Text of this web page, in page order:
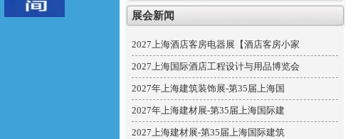
展会新闻
2027上海酒店客房电器展【酒店客房小家
2027上海国际酒店工程设计与用品博览会
2027年上海建筑装饰展-第35届上海国
2027年上海建材展-第35届上海国际建
2027上海建材展-第35届上海国际建筑